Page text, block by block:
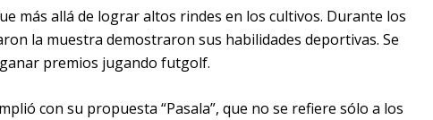
más allá de lograr altos rindes en los cultivos. Durante los
la muestra demostraron sus habilidades deportivas. Se
premios jugando futgolf.
con su propuesta “Pasala”, que no se refiere sólo a los